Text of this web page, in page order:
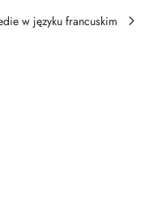
w języku francuskim